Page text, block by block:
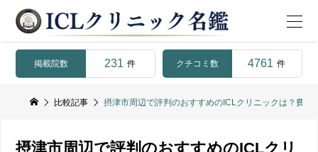
掲載院数 231 件 クチコミ数 4761 件
比較記事 摂津市周辺で評判のおすすめのICLクリニックは？費用
摂津市周辺で評判のおすすめのICLクリ